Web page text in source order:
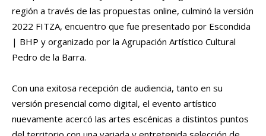
región a través de las propuestas online, culminó la versión
2022 FITZA, encuentro que fue presentado por Escondida
| BHP y organizado por la Agrupación Artístico Cultural
Pedro de la Barra.
Con una exitosa recepción de audiencia, tanto en su
versión presencial como digital, el evento artístico
nuevamente acercó las artes escénicas a distintos puntos